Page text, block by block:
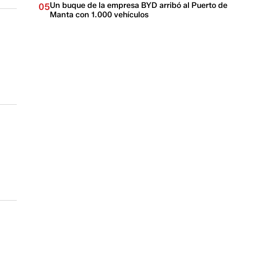
05Un buque de la empresa BYD arribó al Puerto de
Manta con 1.000 vehículos